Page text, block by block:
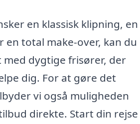
en klassisk klipning, en
en total make-over, kan du
med dygtige frisører, der
dig. For at gøre det
vi også muligheden
direkte. Start din rejse